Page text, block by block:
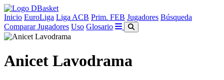
Inicio EuroLiga Liga ACB Prim. FEB Jugadores Búsqueda
Comparar Jugadores Uso Glosario
Anicet Lavodrama